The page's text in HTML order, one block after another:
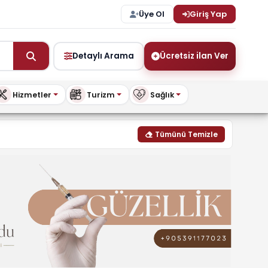
Üye Ol Giriş Yap
Detaylı Arama Ücretsiz ilan Ver
Hizmetler Turizm Sağlık
Tümünü Temizle